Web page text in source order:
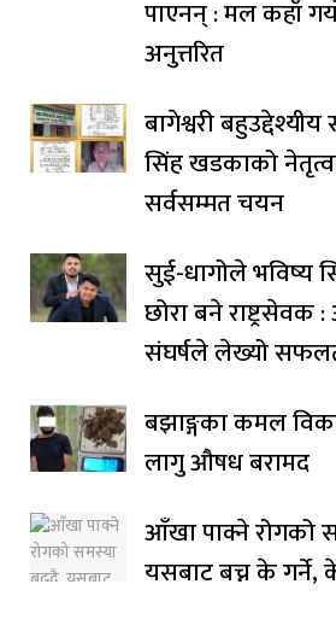
पाएनन् : मल कहाँ
अनुत्तरित
बागेश्वरी
सिंह खडकाको
सर्वसम्मत चयन
सुई-धागोले भविष्य
छोरा बने राष्ट्रसेवक
संघर्षले लेख्यो
बझाङ्गका कमल
लागु औषध बरामद
आँखा पाक्ने रोगको
यसबाट बच्न के गर्ने,